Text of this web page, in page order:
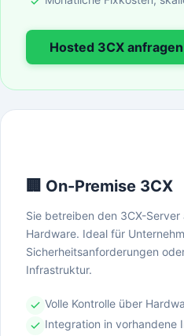
Hosted 3CX anfragen
🏢 On-Premise 3CX
Sie betreiben den 3CX-Server
Hardware. Ideal für
Sicherheitsanforderungen
Infrastruktur.
Volle Kontrolle über
Integration in vorhandene